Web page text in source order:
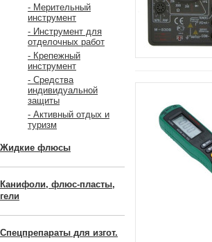
- Мерительный
инструмент
- Инструмент для
отделочных работ
- Крепежный
инструмент
- Средства
индивидуальной
защиты
- Активный отдых и
туризм
Жидкие флюсы
Канифоли, флюс-пласты,
гели
Спецпрепараты для изгот.